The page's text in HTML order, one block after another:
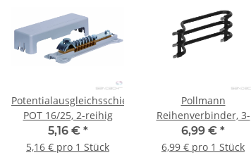
Potentialausgleichsschiene
POT 16/25, 2-reihig
5,16 € *
5,16 € pro 1 Stück
Pollmann
Reihenverbinder, 3-
polig, VS/3-125/10 (3xs)
6,99 € *
6,99 € pro 1 Stück